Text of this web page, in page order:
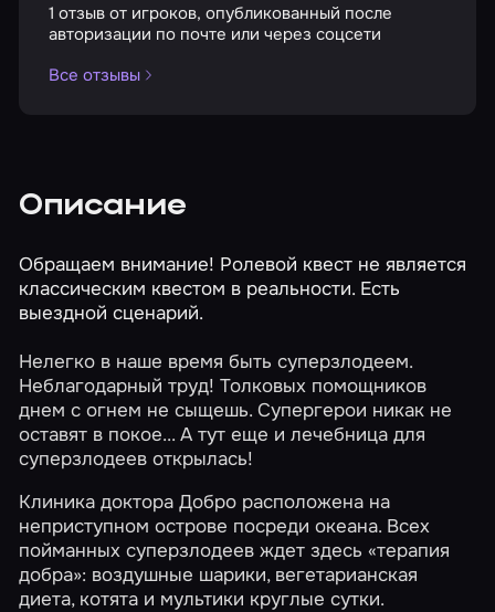
1 отзыв от игроков, опубликованный после
авторизации по почте или через соцсети
Все отзывы
Описание
Обращаем внимание! Ролевой квест не является
классическим квестом в реальности. Есть
выездной сценарий.
Нелегко в наше время быть суперзлодеем.
Неблагодарный труд! Толковых помощников
днем с огнем не сыщешь. Супергерои никак не
оставят в покое... А тут еще и лечебница для
суперзлодеев открылась!
Клиника доктора Добро расположена на
неприступном острове посреди океана. Всех
пойманных суперзлодеев ждет здесь «терапия
добра»: воздушные шарики, вегетарианская
диета, котята и мультики круглые сутки.